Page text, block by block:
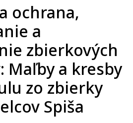
ochrana,
a
zbierkových
Maľby a kresby
zo zbierky
Spiša